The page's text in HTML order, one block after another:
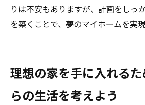
りは不安もありますが、計画をしっ
を築くことで、夢のマイホームを実
理想の家を手に入れる
らの生活を考えよう